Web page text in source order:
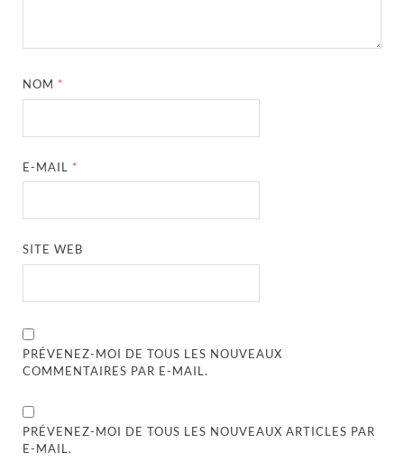
NOM *
E-MAIL *
SITE WEB
PRÉVENEZ-MOI DE TOUS LES NOUVEAUX
COMMENTAIRES PAR E-MAIL.
PRÉVENEZ-MOI DE TOUS LES NOUVEAUX ARTICLES PAR
E-MAIL.